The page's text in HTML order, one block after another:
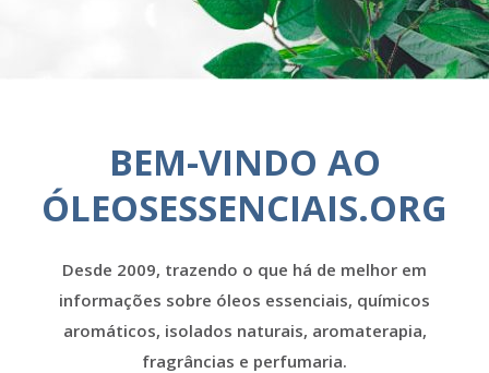
BEM-VINDO AO
ÓLEOSESSENCIAIS.ORG
Desde 2009, trazendo o que há de melhor em
informações sobre óleos essenciais, químicos
aromáticos, isolados naturais, aromaterapia,
fragrâncias e perfumaria.